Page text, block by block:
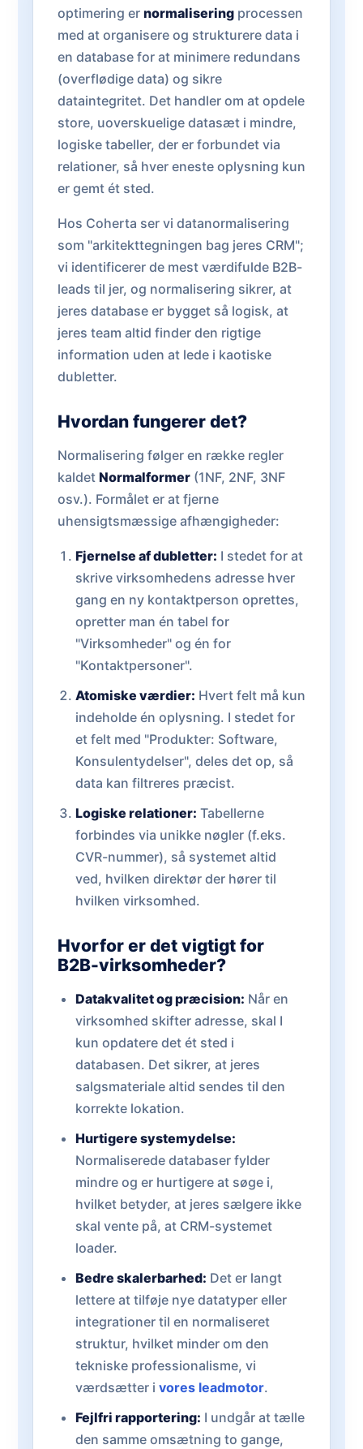
optimering er normalisering processen
med at organisere og strukturere data i
en database for at minimere redundans
(overflødige data) og sikre
dataintegritet. Det handler om at opdele
store, uoverskuelige datasæt i mindre,
logiske tabeller, der er forbundet via
relationer, så hver eneste oplysning kun
er gemt ét sted.
Hos Coherta ser vi datanormalisering
som "arkitekttegningen bag jeres CRM";
vi identificerer de mest værdifulde B2B-
leads til jer, og normalisering sikrer, at
jeres database er bygget så logisk, at
jeres team altid finder den rigtige
information uden at lede i kaotiske
dubletter.
Hvordan fungerer det?
Normalisering følger en række regler
kaldet Normalformer (1NF, 2NF, 3NF
osv.). Formålet er at fjerne
uhensigtsmæssige afhængigheder:
Fjernelse af dubletter: I stedet for at
skrive virksomhedens adresse hver
gang en ny kontaktperson oprettes,
opretter man én tabel for
"Virksomheder" og én for
"Kontaktpersoner".
Atomiske værdier: Hvert felt må kun
indeholde én oplysning. I stedet for
et felt med "Produkter: Software,
Konsulentydelser", deles det op, så
data kan filtreres præcist.
Logiske relationer: Tabellerne
forbindes via unikke nøgler (f.eks.
CVR-nummer), så systemet altid
ved, hvilken direktør der hører til
hvilken virksomhed.
Hvorfor er det vigtigt for
B2B-virksomheder?
Datakvalitet og præcision: Når en
virksomhed skifter adresse, skal I
kun opdatere det ét sted i
databasen. Det sikrer, at jeres
salgsmateriale altid sendes til den
korrekte lokation.
Hurtigere systemydelse:
Normaliserede databaser fylder
mindre og er hurtigere at søge i,
hvilket betyder, at jeres sælgere ikke
skal vente på, at CRM-systemet
loader.
Bedre skalerbarhed: Det er langt
lettere at tilføje nye datatyper eller
integrationer til en normaliseret
struktur, hvilket minder om den
tekniske professionalisme, vi
værdsætter i vores leadmotor.
Fejlfri rapportering: I undgår at tælle
den samme omsætning to gange,